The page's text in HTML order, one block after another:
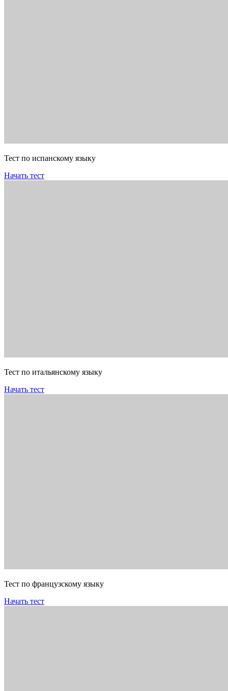
Тест по испанскому языку
Начать тест
Тест по итальянскому языку
Начать тест
Тест по французскому языку
Начать тест